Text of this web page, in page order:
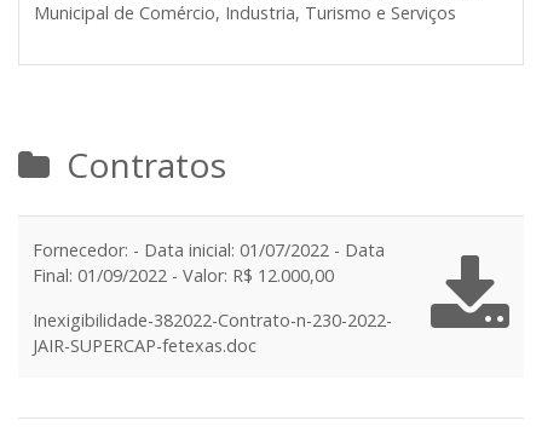
Municipal de Comércio, Industria, Turismo e Serviços
Contratos
Fornecedor: - Data inicial: 01/07/2022 - Data
Final: 01/09/2022 - Valor: R$ 12.000,00
Inexigibilidade-382022-Contrato-n-230-2022-
JAIR-SUPERCAP-fetexas.doc